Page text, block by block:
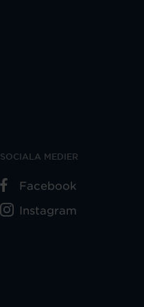
SOCIALA MEDIER
Facebook
Instagram